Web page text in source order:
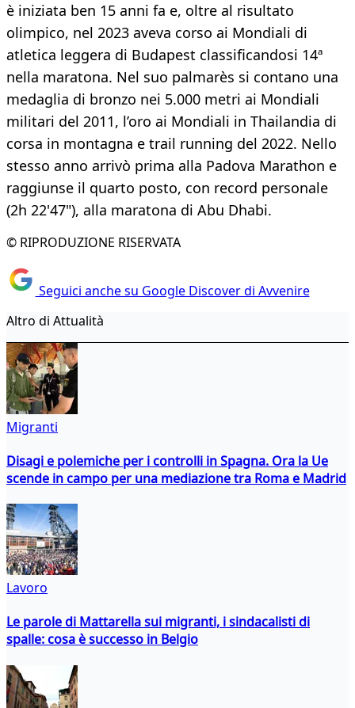
è iniziata ben 15 anni fa e, oltre al risultato
olimpico, nel 2023 aveva corso ai Mondiali di
atletica leggera di Budapest classificandosi 14ª
nella maratona. Nel suo palmarès si contano una
medaglia di bronzo nei 5.000 metri ai Mondiali
militari del 2011, l’oro ai Mondiali in Thailandia di
corsa in montagna e trail running del 2022. Nello
stesso anno arrivò prima alla Padova Marathon e
raggiunse il quarto posto, con record personale
(2h 22'47"), alla maratona di Abu Dhabi.
© RIPRODUZIONE RISERVATA
Seguici anche su Google Discover di Avvenire
Altro di Attualità
Migranti
Disagi e polemiche per i controlli in Spagna. Ora la Ue
scende in campo per una mediazione tra Roma e Madrid
Lavoro
Le parole di Mattarella sui migranti, i sindacalisti di
spalle: cosa è successo in Belgio